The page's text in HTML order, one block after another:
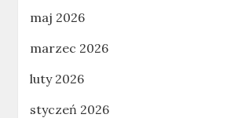
maj 2026
marzec 2026
luty 2026
styczeń 2026